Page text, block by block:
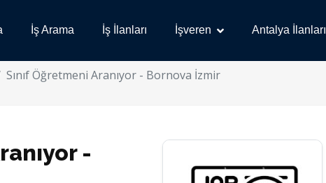
İş Arama İş İlanları İşveren Antalya İlanları
Sınıf Öğretmeni Aranıyor - Bornova İzmir
-